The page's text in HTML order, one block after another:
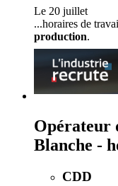
Le 20 juillet
...horaires de
production.
Opérateur
Blanche -
CDD